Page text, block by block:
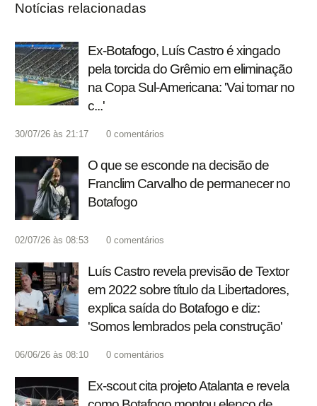
Notícias relacionadas
Ex-Botafogo, Luís Castro é xingado
pela torcida do Grêmio em eliminação
na Copa Sul-Americana: 'Vai tomar no
c...'
30/07/26 às 21:17 0 comentários
O que se esconde na decisão de
Franclim Carvalho de permanecer no
Botafogo
02/07/26 às 08:53 0 comentários
Luís Castro revela previsão de Textor
em 2022 sobre título da Libertadores,
explica saída do Botafogo e diz:
'Somos lembrados pela construção'
06/06/26 às 08:10 0 comentários
Ex-scout cita projeto Atalanta e revela